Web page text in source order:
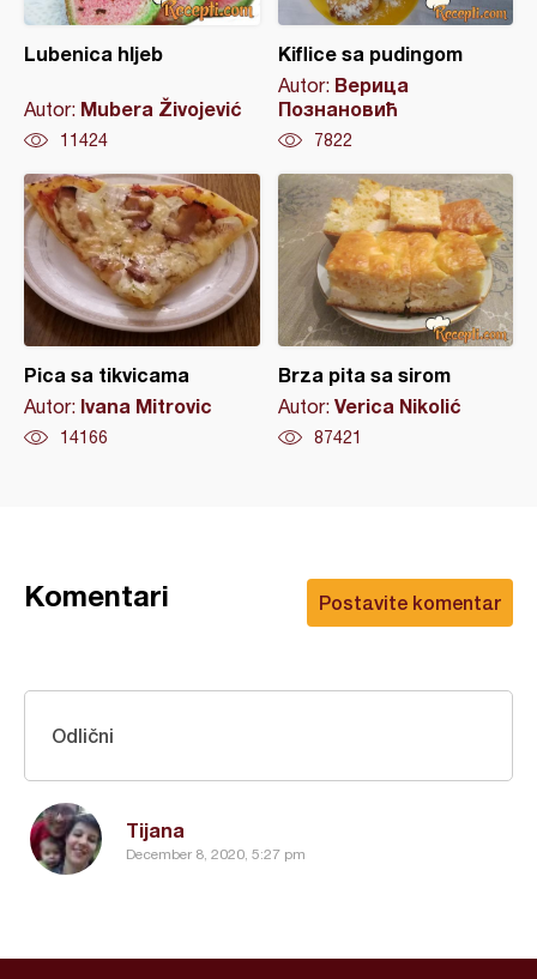
Lubenica hljeb
Autor: Mubera Živojević
11424
Kiflice sa pudingom
Autor: Верица
Познановић
7822
Pica sa tikvicama
Autor: Ivana Mitrovic
14166
Brza pita sa sirom
Autor: Verica Nikolić
87421
Postavite komentar
Komentari
Tijana
December 8, 2020, 5:27 pm
Odlični